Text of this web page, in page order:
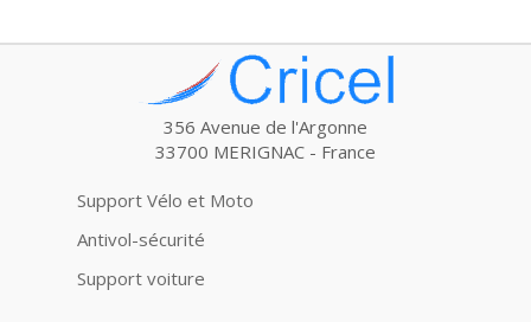
356 Avenue de l'Argonne
33700 MERIGNAC - France
Support Vélo et Moto
Antivol-sécurité
Support voiture